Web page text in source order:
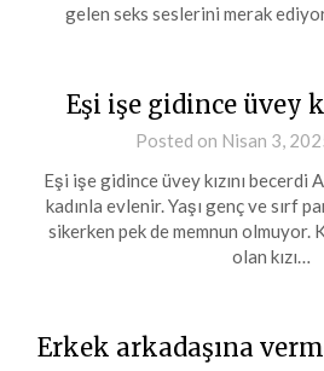
gelen seks seslerini merak
Eşi işe gidince üvey
Posted on Nisan 3,
Eşi işe gidince üvey kızını becerdi
kadınla evlenir. Yaşı genç ve sırf
sikerken pek de memnun olmuyor.
olan kızı…
Erkek arkadaşına